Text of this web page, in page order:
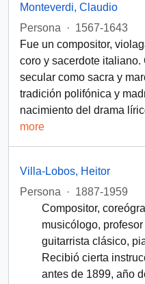
Monteverdi, Claudio
Persona
· 1567-1643
Fue un compositor,
coro y sacerdote italiano.
secular como sacra y
tradición polifónica y
nacimiento del drama
more
Villa-Lobos, Heitor
Persona
· 1887-1959
Compositor,
musicólogo,
guitarrista clásico,
Recibió cierta
antes de 1899, año